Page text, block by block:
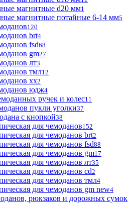
магнитные d20 мм1
магнитные потайные 6-14 мм5
120
brt4
fsd68
gm27
лт3
тмл12
хх2
юдж4
ручек и колес11
пукли уголки37
с кнопкой38
для чемоданов152
для чемоданов brt2
для чемоданов fsd88
для чемоданов gm17
для чемоданов лт35
для чемоданов сd2
для чемоданов тмл4
для чемоданов gm new4
рюкзаков и дорожных сумок